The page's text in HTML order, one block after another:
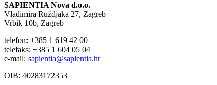
SAPIENTIA Nova d.o.o.
Vladimira Ruždjaka 27, Zagreb
Vrbik 10b, Zagreb
telefon: +385 1 619 42 00
telefaks: +385 1 604 05 04
e-mail: sapientia@sapientia.hr
OIB: 40283172353